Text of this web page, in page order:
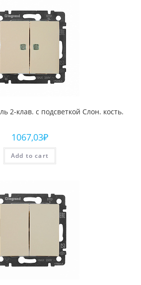
2-клав. с подсветкой Слон. кость.
1067,03₽
Add to cart